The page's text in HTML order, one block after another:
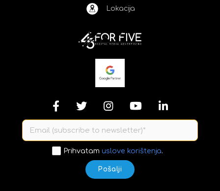
Lokacija
Prihvatam uslove korištenja.
Pošalji